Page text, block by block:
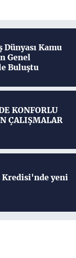
Dünyası Kamu
Genel
Buluştu
KONFORLU
ÇALIŞMALAR
Kredisi'nde yeni